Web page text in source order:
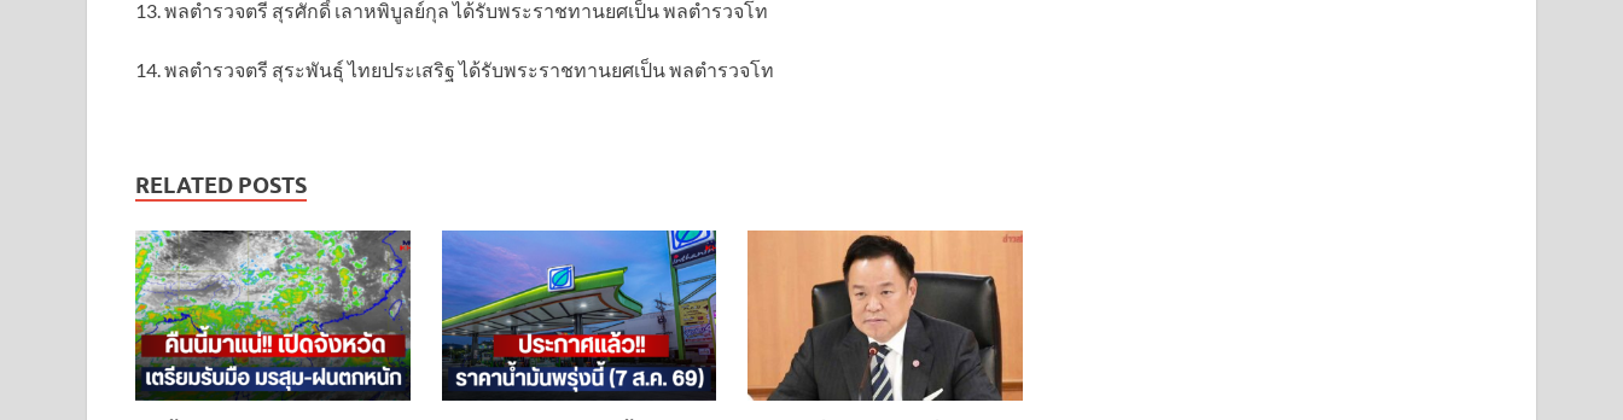
13. พลตำรวจตรี สุรศักดิ์ เลาหพิบูลย์กุล ได้รับพระราชทานยศเป็น พลตำรวจโท
14. พลตำรวจตรี สุระพันธุ์ ไทยประเสริฐ ได้รับพระราชทานยศเป็น พลตำรวจโท
RELATED POSTS